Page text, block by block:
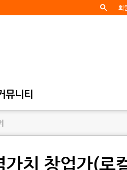
회
뮤니티
치 창업가(로